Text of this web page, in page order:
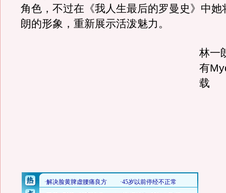
角色，不过在《我人生最后的罗曼史》中她
朗的形象，重新展示活泼魅力。
林一
有
载